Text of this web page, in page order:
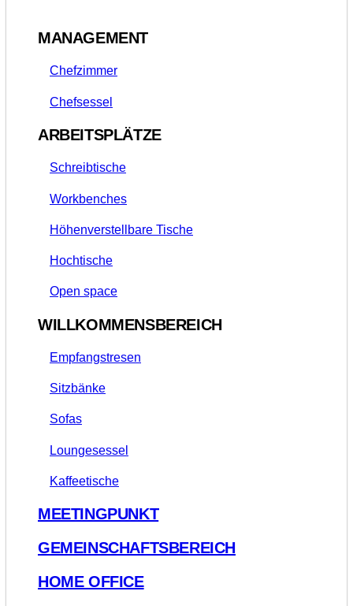
MANAGEMENT
Chefzimmer
Chefsessel
ARBEITSPLÄTZE
Schreibtische
Workbenches
Höhenverstellbare Tische
Hochtische
Open space
WILLKOMMENSBEREICH
Empfangstresen
Sitzbänke
Sofas
Loungesessel
Kaffeetische
MEETINGPUNKT
GEMEINSCHAFTSBEREICH
HOME OFFICE